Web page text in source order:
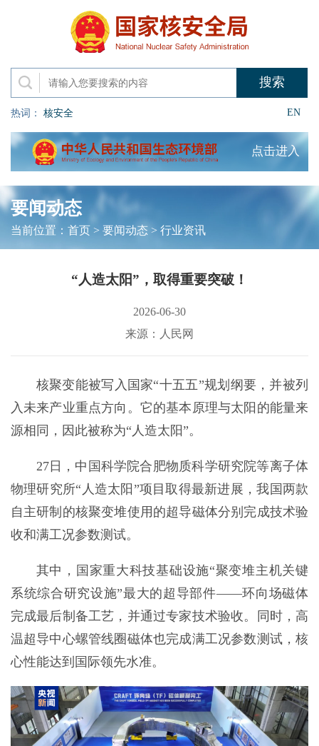
热词： 核安全 EN
点击进入
要闻动态
当前位置： 首页> 要闻动态 > 行业资讯
“人造太阳”，取得重要突破！
2026-06-30
来源：人民网
核聚变能被写入国家“十五五”规划纲要，并被列
入未来产业重点方向。它的基本原理与太阳的能量来
源相同，因此被称为“人造太阳”。
27日，中国科学院合肥物质科学研究院等离子体
物理研究所“人造太阳”项目取得最新进展，我国两款
自主研制的核聚变堆使用的超导磁体分别完成技术验
收和满工况参数测试。
其中，国家重大科技基础设施“聚变堆主机关键
系统综合研究设施”最大的超导部件——环向场磁体
完成最后制备工艺，并通过专家技术验收。同时，高
温超导中心螺管线圈磁体也完成满工况参数测试，核
心性能达到国际领先水准。